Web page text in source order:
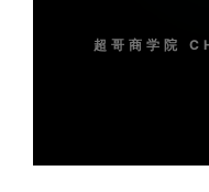
超哥商学院